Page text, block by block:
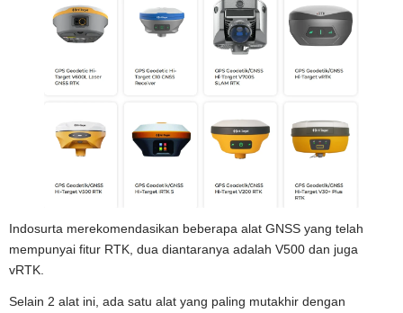
Indosurta merekomendasikan beberapa alat GNSS yang telah
mempunyai fitur RTK, dua diantaranya adalah V500 dan juga
vRTK.
Selain 2 alat ini, ada satu alat yang paling mutakhir dengan